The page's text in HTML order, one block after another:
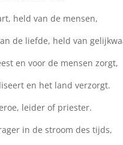
held van de mensen,
de liefde, held van
en voor de mensen zorgt,
en het land verzorgt.
leider of priester.
in de stroom des tijds,